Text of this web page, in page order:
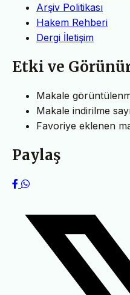
Arşiv Politikası
Hakem Rehberi
Dergi İletişim
Etki ve
Makale
Makale indirilme
Favoriye eklenen
Paylaş